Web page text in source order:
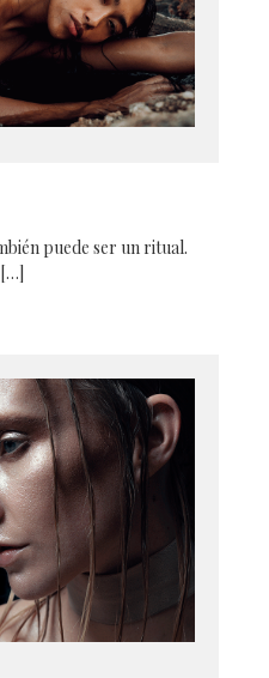
puede ser un ritual.
[…]